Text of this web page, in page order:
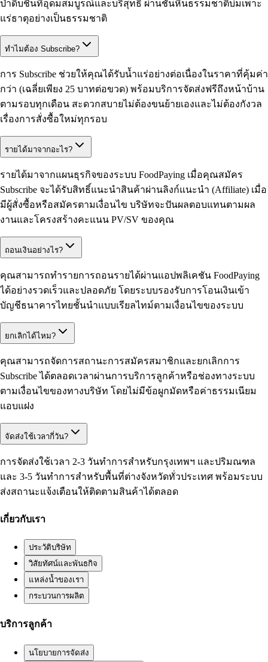
ป่าดิบชื้นที่อุดมสมบูรณ์และบริสุทธิ์ ผ่านชั้นหินธรรมชาติบ่มเพาะ
แร่ธาตุอย่างเป็นธรรมชาติ
ทำไมต้อง Subscribe?
การ Subscribe ช่วยให้คุณได้รับน้ำแร่อย่างต่อเนื่องในราคาที่คุ้มค่า
กว่า (เฉลี่ยเพียง 25 บาทต่อขวด) พร้อมบริการจัดส่งฟรีถึงหน้าบ้าน
ตามรอบทุกเดือน สะดวกสบายไม่ต้องขนย้ายเองและไม่ต้องกังวล
เรื่องการสั่งซื้อใหม่ทุกรอบ
รายได้มาจากอะไร?
รายได้มาจากแผนธุรกิจของระบบ FoodPaying เมื่อคุณสมัคร
Subscribe จะได้รับสิทธิ์แนะนำสินค้าผ่านลิงก์แนะนำ (Affiliate) เมื่อ
มีผู้สั่งซื้อหรือสมัครตามเงื่อนไข บริษัทจะปันผลตอบแทนตามผล
งานและโครงสร้างคะแนน PV/SV ของคุณ
ถอนเงินอย่างไร?
คุณสามารถทำรายการถอนรายได้ผ่านแอปพลิเคชัน FoodPaying
ได้อย่างรวดเร็วและปลอดภัย โดยระบบรองรับการโอนเงินเข้า
บัญชีธนาคารไทยชั้นนำแบบเรียลไทม์ตามเงื่อนไขของระบบ
ยกเลิกได้ไหม?
คุณสามารถจัดการสถานะการสมัครสมาชิกและยกเลิกการ
Subscribe ได้ตลอดเวลาผ่านการบริการลูกค้าหรือช่องทางระบบ
ตามเงื่อนไขของทางบริษัท โดยไม่มีข้อผูกมัดหรือค่าธรรมเนียม
แอบแฝง
จัดส่งใช้เวลากี่วัน?
การจัดส่งใช้เวลา 2-3 วันทำการสำหรับกรุงเทพฯ และปริมณฑล
และ 3-5 วันทำการสำหรับพื้นที่ต่างจังหวัดทั่วประเทศ พร้อมระบบ
ส่งสถานะแจ้งเตือนให้ติดตามสินค้าได้ตลอด
เกี่ยวกับเรา
ประวัติบริษัท
วิสัยทัศน์และพันธกิจ
แหล่งน้ำของเรา
กระบวนการผลิต
บริการลูกค้า
นโยบายการจัดส่ง